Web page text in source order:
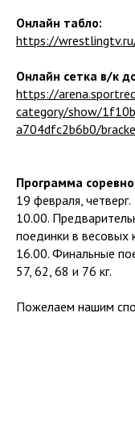
Онлайн табло:
https://
Онлайн сетка в/к
https://
category/show/
a704dfc2b6b0/
Программа
19 февраля, четверг.
10.00.
поединки в весовых
16.00. Финальные
57, 62, 68 и 76 кг.
Пожелаем нашим